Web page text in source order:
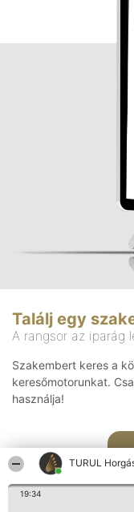
TURUL
19:34
Találj egy
A rangsor az iparág
Szakembert keres a
keresőmotorunkat.
használja!